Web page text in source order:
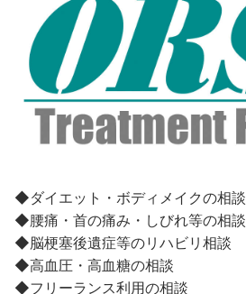
◆ダイエット・ボディメイクの相談
◆腰痛・首の痛み・しびれ等の相談
◆脳梗塞後遺症等のリハビリ相談
◆高血圧・高血糖の相談
◆フリーランス利用の相談